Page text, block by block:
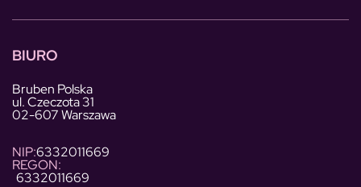
BIURO
Bruben Polska
ul. Czeczota 31
02-607 Warszawa
NIP:6332011669
REGON:
6332011669